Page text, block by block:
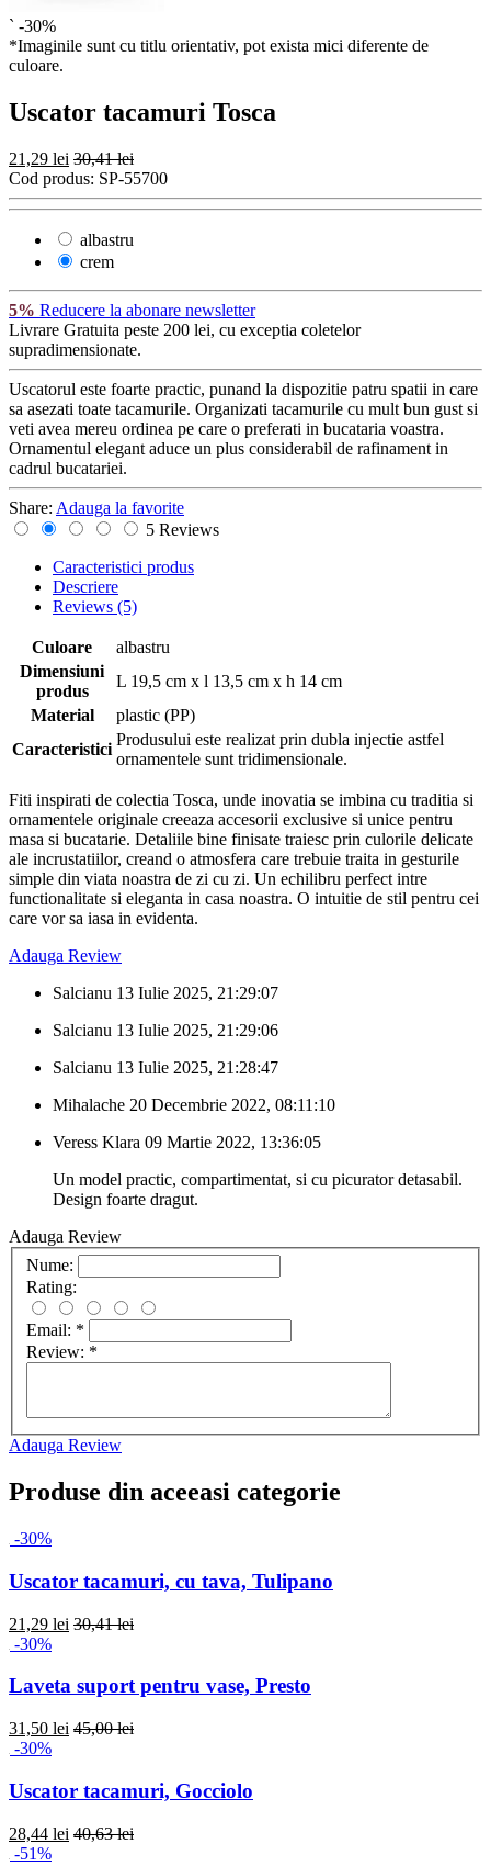
` -30%
*Imaginile sunt cu titlu orientativ, pot exista mici diferente de
culoare.
Uscator tacamuri Tosca
21,29 lei 30,41 lei
Cod produs: SP-55700
albastru
crem
5% Reducere la abonare newsletter
Livrare Gratuita peste 200 lei, cu exceptia coletelor
supradimensionate.
Uscatorul este foarte practic, punand la dispozitie patru spatii in care
sa asezati toate tacamurile. Organizati tacamurile cu mult bun gust si
veti avea mereu ordinea pe care o preferati in bucataria voastra.
Ornamentul elegant aduce un plus considerabil de rafinament in
cadrul bucatariei.
Share: Adauga la favorite
5 Reviews
Caracteristici produs
Descriere
Reviews (5)
Culoare
albastru
Dimensiuni
produs
L 19,5 cm x l 13,5 cm x h 14 cm
Material
plastic (PP)
Caracteristici
Produsului este realizat prin dubla injectie astfel
ornamentele sunt tridimensionale.
Fiti inspirati de colectia Tosca, unde inovatia se imbina cu traditia si
ornamentele originale creeaza accesorii exclusive si unice pentru
masa si bucatarie. Detaliile bine finisate traiesc prin culorile delicate
ale incrustatiilor, creand o atmosfera care trebuie traita in gesturile
simple din viata noastra de zi cu zi. Un echilibru perfect intre
functionalitate si eleganta in casa noastra. O intuitie de stil pentru cei
care vor sa iasa in evidenta.
Adauga Review
Salcianu 13 Iulie 2025, 21:29:07
Salcianu 13 Iulie 2025, 21:29:06
Salcianu 13 Iulie 2025, 21:28:47
Mihalache 20 Decembrie 2022, 08:11:10
Veress Klara 09 Martie 2022, 13:36:05
Un model practic, compartimentat, si cu picurator detasabil.
Design foarte dragut.
Adauga Review
Nume:
Rating:
Email: *
Review: *
Adauga Review
Produse din aceeasi categorie
-30%
Uscator tacamuri, cu tava, Tulipano
21,29 lei 30,41 lei
-30%
Laveta suport pentru vase, Presto
31,50 lei 45,00 lei
-30%
Uscator tacamuri, Gocciolo
28,44 lei 40,63 lei
-51%